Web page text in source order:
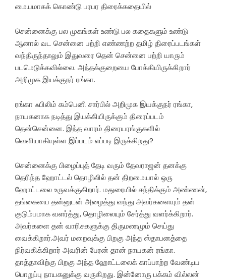
மையமாகக் கொண்டு பரபர திரைக்கதையில்
சென்னைக்கு பல முகங்கள் உண்டு பல கதைகளும் உண்டு
ஆனால் வட சென்னை பற்றி எண்ணற்ற தமிழ் திரைப்படங்கள்
வந்திருந்தாலும் இதுவரை தென் சென்னை பற்றி யாரும்
படமெடுக்கவில்லை. அந்தக்குறையை போக்கியிருக்கிறார்
அறிமுக இயக்குநர் ரங்கா.
ரங்கா ஃபிலிம் கம்பெனி சார்பில் அறிமுக இயக்குநர் ரங்கா,
நாயகனாக நடித்து இயக்கியிருக்கும் திரைப்படம்
தென்சென்னை. இந்த வாரம் திரையரங்குகளில்
வெளியாகியுள்ள இப்படம் எப்படி இருக்கிறது?
சென்னைக்கு பிழைப்புத் தேடி வரும் தேவராஜன் தனக்கு
தெரிந்த ஹோட்டல் தொழிலில் தன் திறமையால் ஒரு
ஹோட்டலை உருவக்குகிறார். மதுரையில் சந்திக்கும் அண்ணன்,
தங்கையை தன்னுடன் அழைத்து வந்து அவர்களையும் தன்
குடும்பமாக வளர்த்து, தொழிலையும் சேர்த்து வளர்க்கிறார்.
அவர்களை தன் வாரிசுகளுக்கு திருமணமும் செய்து
வைக்கிறார்.அவர் மறைவுக்கு பிறகு அந்த ஸ்தாபனத்தை
நிர்வகிக்கிறார் அவரின் பேரன் தான் நாயகன் ரங்கா.
தாத்தாவிற்கு பிறகு அந்த ஹோட்டலைக் காப்பாற்ற வேண்டிய
பொறுப்பு நாயகனுக்கு வருகிறது. இன்னோரு பக்கம் வில்லன்